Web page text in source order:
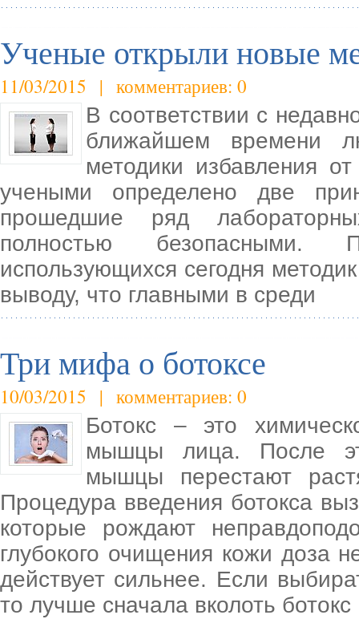
Ученые открыли новые
11/03/2015 | комментариев: 0
В соответствии с
ближайшем времени
методики избавления
учеными определено две
прошедшие ряд
полностью безопасными.
использующихся сегодня
выводу, что главными в среди
Три мифа о ботоксе
10/03/2015 | комментариев: 0
Ботокс – это
мышцы лица. После
мышцы перестают
Процедура введения ботокса
которые рождают
глубокого очищения кожи доза
действует сильнее. Если
то лучше сначала вколоть ботокс